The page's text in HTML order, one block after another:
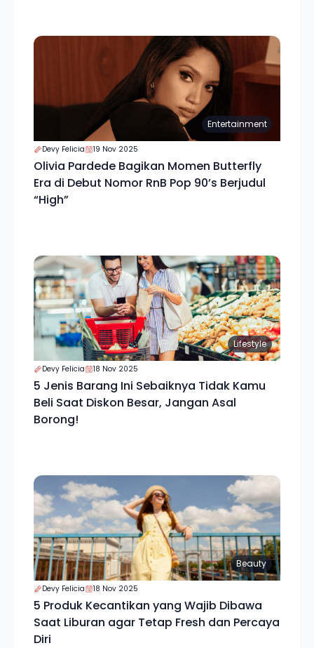
Entertainment
Devy Felicia 19 Nov 2025
Olivia Pardede Bagikan Momen Butterfly
Era di Debut Nomor RnB Pop 90’s Berjudul
“High”
Lifestyle
Devy Felicia 18 Nov 2025
5 Jenis Barang Ini Sebaiknya Tidak Kamu
Beli Saat Diskon Besar, Jangan Asal
Borong!
Beauty
Devy Felicia 18 Nov 2025
5 Produk Kecantikan yang Wajib Dibawa
Saat Liburan agar Tetap Fresh dan Percaya
Diri